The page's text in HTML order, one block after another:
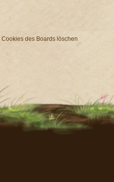
Cookies des Boards löschen